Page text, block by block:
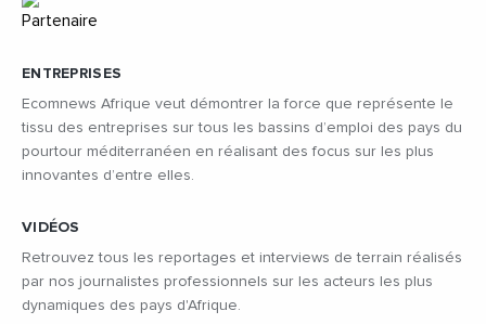
ENTREPRISES
Ecomnews Afrique veut démontrer la force que représente le
tissu des entreprises sur tous les bassins d’emploi des pays du
pourtour méditerranéen en réalisant des focus sur les plus
innovantes d’entre elles.
VIDÉOS
Retrouvez tous les reportages et interviews de terrain réalisés
par nos journalistes professionnels sur les acteurs les plus
dynamiques des pays d'Afrique.